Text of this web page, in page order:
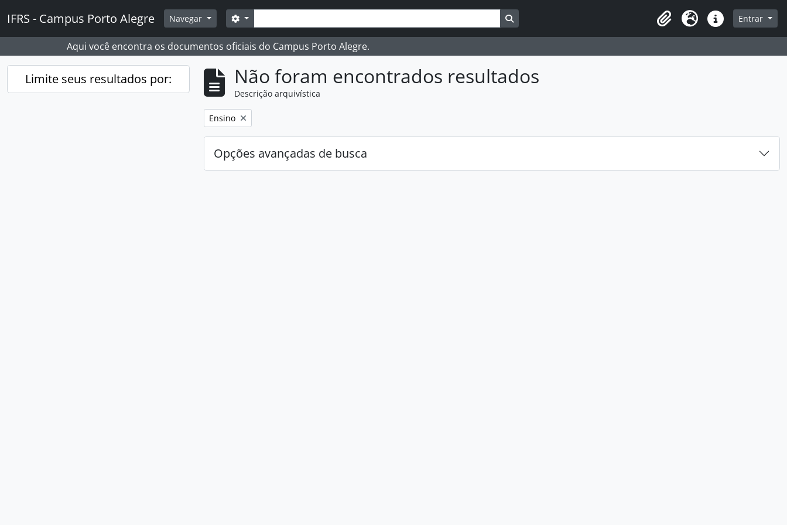
IFRS - Campus Porto Alegre Navegar Buscar
Opções de busca Busque na página de navegação
Idioma Atalhos Entrar
Aqui você encontra os documentos oficiais do Campus Porto Alegre.
Limite seus resultados por: Não foram encontrados resultados
Descrição arquivística
Remover filtro:
Ensino
Opções avançadas de busca